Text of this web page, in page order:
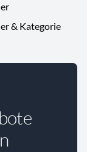
& Kategorie